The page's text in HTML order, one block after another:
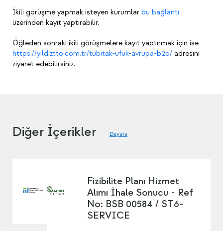
İkili görüşme yapmak isteyen kurumlar bu bağlantı
üzerinden kayıt yaptırabilir.
Öğleden sonraki ikili görüşmelere kayıt yaptırmak için ise
https://yildiztto.com.tr/tubitak-ufuk-avrupa-b2b/ adresini
ziyaret edebilirsiniz.
Diğer İçerikler Duyuru
Fizibilite Planı Hizmet
Alımı İhale Sonucu - Ref
No: BSB 00584 / ST6-
SERVICE